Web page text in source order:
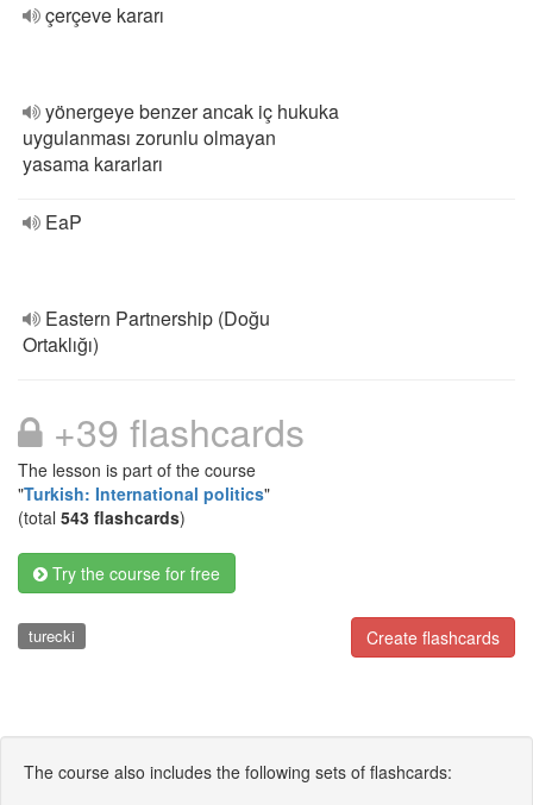
çerçeve kararı
yönergeye benzer ancak iç hukuka
uygulanması zorunlu olmayan
yasama kararları
EaP
Eastern Partnership (Doğu
Ortaklığı)
+39 flashcards
The lesson is part of the course
"Turkish: International politics"
(total 543 flashcards)
Try the course for free
Create flashcards
turecki
The course also includes the following sets of flashcards: